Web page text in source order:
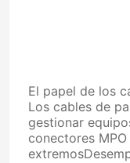
El papel de los
Los cables de
gestionar
conectores